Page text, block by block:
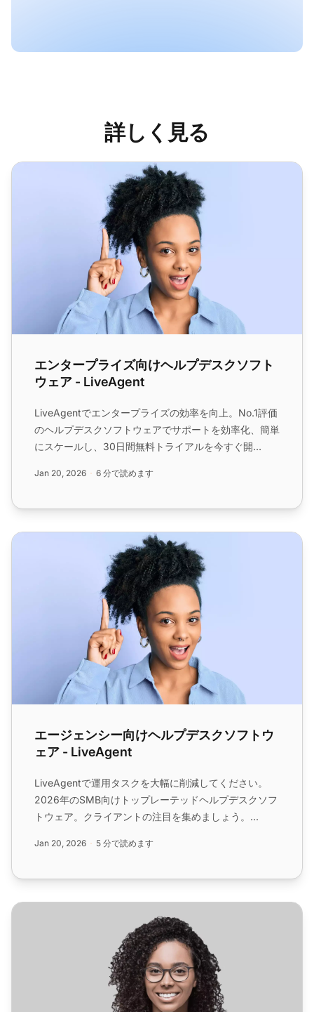
詳しく見る
エンタープライズ向けヘルプデスクソフトウェア -
エンタープライズ向けヘルプデスクソフト
ウェア - LiveAgent
LiveAgentでエンタープライズの効率を向上。No.1評価
のヘルプデスクソフトウェアでサポートを効率化、簡単
にスケールし、30日間無料トライアルを今すぐ開
Jan 20, 2026 6 分で読めます
エージェンシー向けヘルプデスクソフトウェア - LiveAgent
エージェンシー向けヘルプデスクソフトウ
ェア - LiveAgent
LiveAgentで運用タスクを大幅に削減してください。
2026年のSMB向けトップレーテッドヘルプデスクソフ
トウェア。クライアントの注目を集めましょう。...
Jan 20, 2026 5 分で読めます
ソフトウェア・インターネット業界向けヘルプデスクソフ